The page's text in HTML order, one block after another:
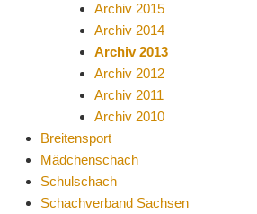
Archiv 2015
Archiv 2014
Archiv 2013
Archiv 2012
Archiv 2011
Archiv 2010
Breitensport
Mädchenschach
Schulschach
Schachverband Sachsen